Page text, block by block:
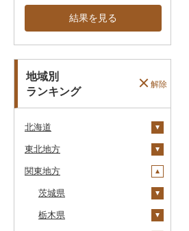
結果を見る
地域別
ランキング
解除
北海道
安平町
八雲町
鹿部町
江差町
東北地方
青森県
十和田市
大鰐町
岩手県
宮古市
宮城県
関東地方
茨城県
土浦市
栃木県